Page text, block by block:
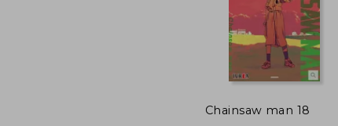
Chainsaw man 18